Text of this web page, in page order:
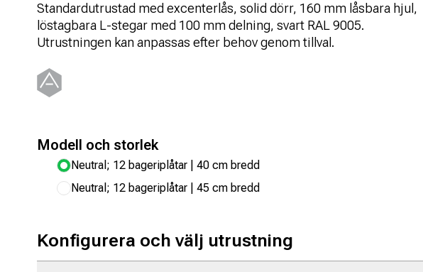
Standardutrustad med excenterlås, solid dörr, 160 mm låsbara hjul,
löstagbara L-stegar med 100 mm delning, svart RAL 9005.
Utrustningen kan anpassas efter behov genom tillval.
Modell och storlek
Neutral; 12 bageriplåtar | 40 cm bredd
Neutral; 12 bageriplåtar | 45 cm bredd
Konfigurera och välj utrustning